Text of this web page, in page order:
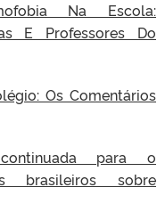
Na Escola:
E Professores Do
Os Comentários
para o
brasileiros sobre